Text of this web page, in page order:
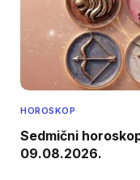
HOROSKOP
Sedmični
09.08.2026.